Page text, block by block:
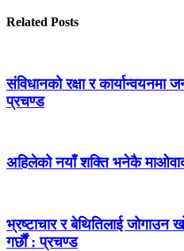
Related Posts
संविधानको रक्षा र
प्रचण्ड
अहिलेको नयाँ शक्ति भनेकै
भ्रष्टाचार र बेथितिलाई
गर्छौं : प्रचण्ड